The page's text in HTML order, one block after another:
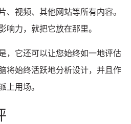
、视频、其他网站等所有内容。
响力，就把它放在那里。
，它还可以让您始终如一地评估
将始终活跃地分析设计，并且作
上用场。